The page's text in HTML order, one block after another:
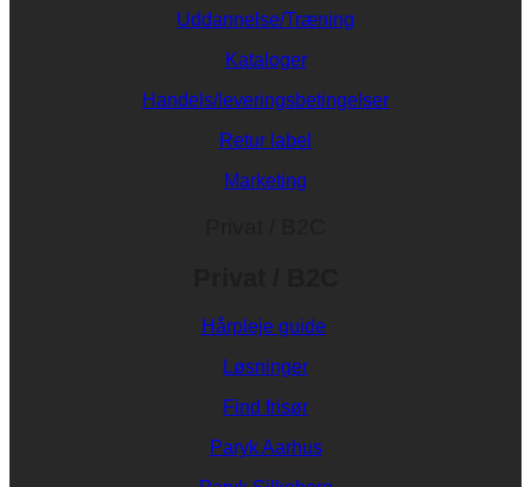
Uddannelse/Træning
Kataloger
Handels/leveringsbetingelser
Retur label
Marketing
Hårpleje guide
Løsninger
Find frisør
Paryk Aarhus